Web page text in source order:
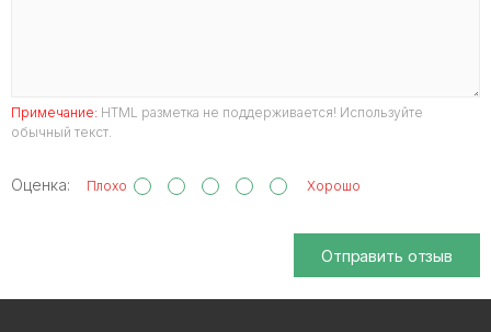
Примечание: HTML разметка не поддерживается! Используйте
обычный текст.
Оценка: Плохо Хорошо
Отправить отзыв